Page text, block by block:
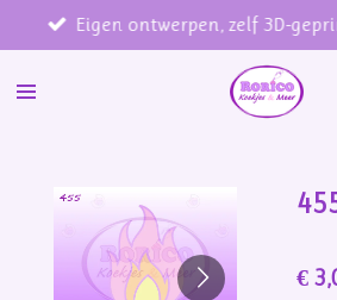
direct
naar
Eigen ontwerpen, zelf 3D-
€